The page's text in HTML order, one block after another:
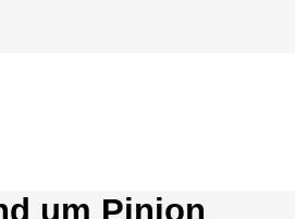
um Pinion